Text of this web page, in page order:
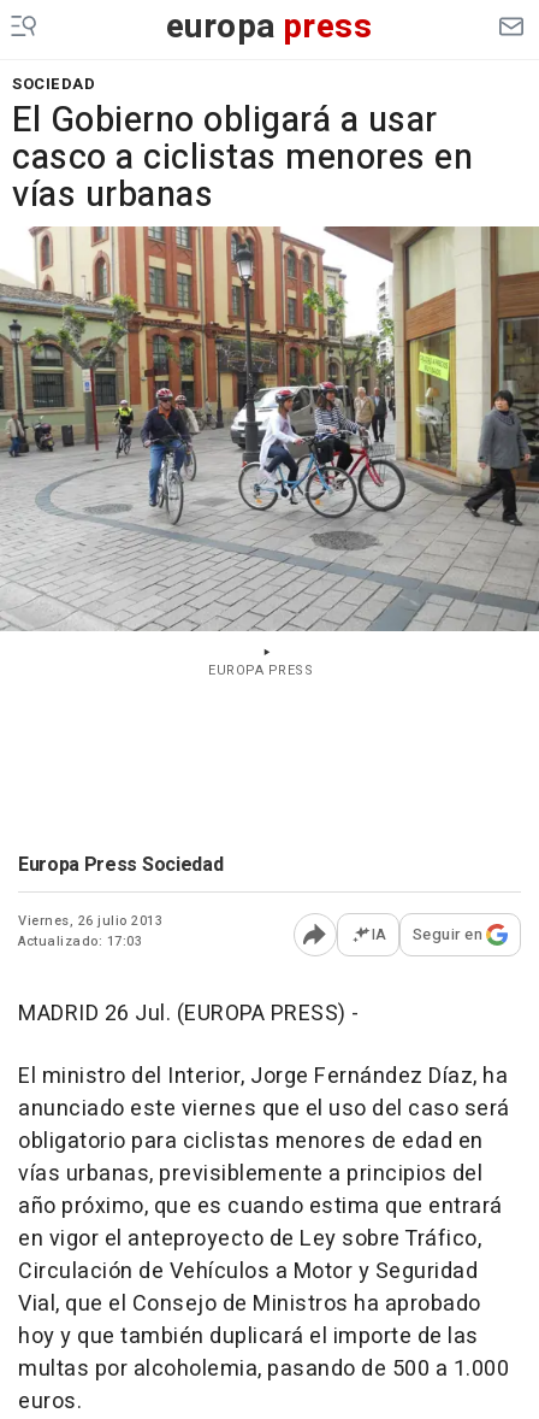
europa press
SOCIEDAD
El Gobierno obligará a usar
casco a ciclistas menores en
vías urbanas
EUROPA PRESS
Europa Press Sociedad
Viernes, 26 julio 2013
Actualizado: 17:03
Abrir opciones para
IA Seguir en
MADRID 26 Jul. (EUROPA PRESS) -
El ministro del Interior, Jorge Fernández Díaz, ha
anunciado este viernes que el uso del caso será
obligatorio para ciclistas menores de edad en
vías urbanas, previsiblemente a principios del
año próximo, que es cuando estima que entrará
en vigor el anteproyecto de Ley sobre Tráfico,
Circulación de Vehículos a Motor y Seguridad
Vial, que el Consejo de Ministros ha aprobado
hoy y que también duplicará el importe de las
multas por alcoholemia, pasando de 500 a 1.000
euros.